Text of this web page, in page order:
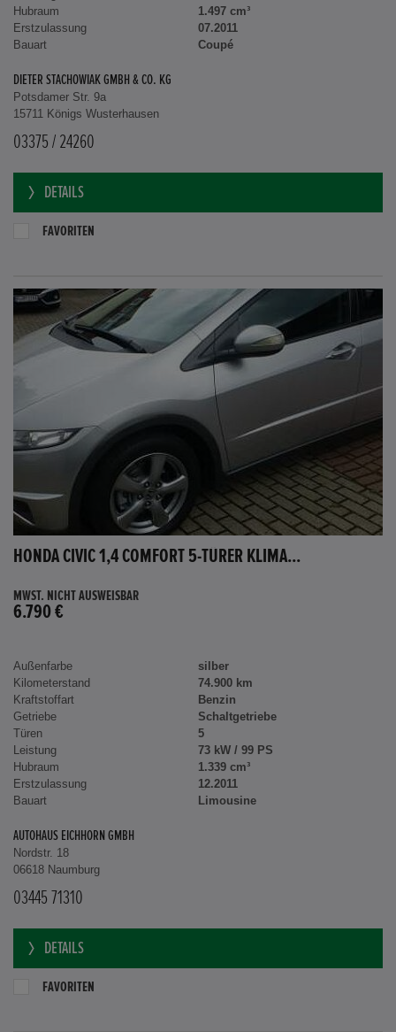
Hubraum
1.497 cm³
Erstzulassung
07.2011
Bauart
Coupé
DIETER STACHOWIAK GMBH & CO. KG
Potsdamer Str. 9a
15711 Königs Wusterhausen
03375 / 24260
DETAILS
FAVORITEN
HONDA CIVIC 1,4 COMFORT 5-TÜRER KLIMA...
MWST. NICHT AUSWEISBAR
6.790 €
Außenfarbe
silber
Kilometerstand
74.900 km
Kraftstoffart
Benzin
Getriebe
Schaltgetriebe
Türen
5
Leistung
73 kW / 99 PS
Hubraum
1.339 cm³
Erstzulassung
12.2011
Bauart
Limousine
AUTOHAUS EICHHORN GMBH
Nordstr. 18
06618 Naumburg
03445 71310
DETAILS
FAVORITEN